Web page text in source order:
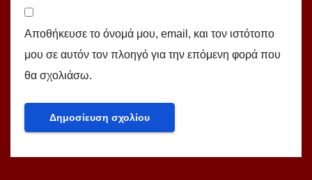
Αποθήκευσε το όνομά μου, email, και τον ιστότοπο
μου σε αυτόν τον πλοηγό για την επόμενη φορά που
θα σχολιάσω.